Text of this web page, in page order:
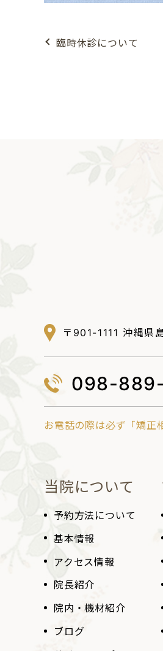
臨時休診について
〒901-1111 沖縄県
098-
お電話の際は必ず「矯正
当院について
予約方法について
基本情報
アクセス情報
院長紹介
院内・機材紹介
ブログ